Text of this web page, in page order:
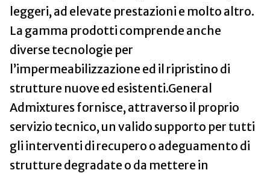
leggeri, ad elevate prestazioni e molto altro.
La gamma prodotti comprende anche
diverse tecnologie per
l’impermeabilizzazione ed il ripristino di
strutture nuove ed esistenti.General
Admixtures fornisce, attraverso il proprio
servizio tecnico, un valido supporto per tutti
gli interventi di recupero o adeguamento di
strutture degradate o da mettere in